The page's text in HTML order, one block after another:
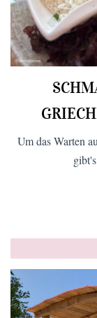
Um das Warten